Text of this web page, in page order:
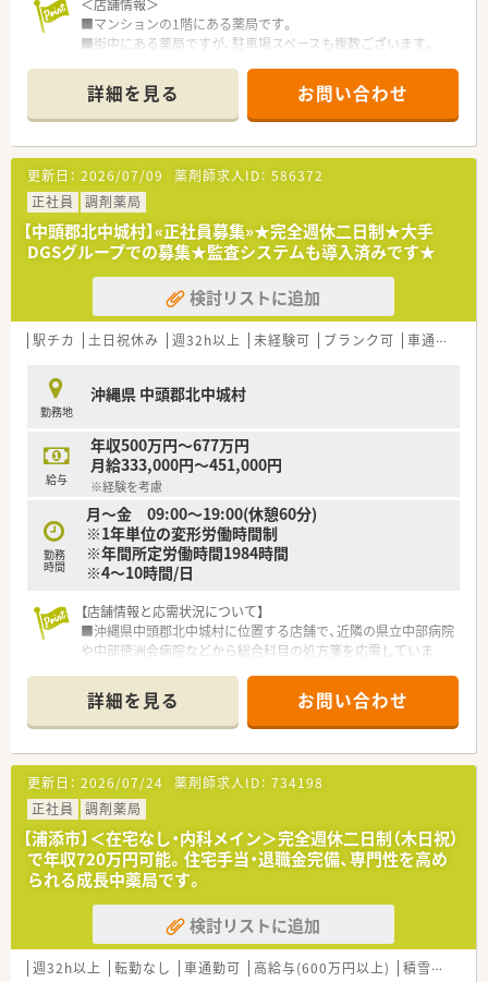
学的知識・管理者能力の向上を目指しております。
■ママさん薬剤師も多数活躍中
産育休取得率は100％・育休からの復帰率は100％です。
出産後の業務からブランクがある方向けにリベンジ研修の実施
や
復帰に向けたサポート体制もしっかり整っております。
■時短勤務制度
産育休後の復帰者はお子様が3歳になるまで時短勤務制度ご利用
できます。
1日の所定労働時間を原則として6時間とするもので、お子様が
小さいうちも
お仕事との両立を図りながら就業頂けます。
■安心の福利厚生面
有給取得実績は直近で80％です【2022.11現時点】
有給とは別にリフレッシュ休暇もございます。（入社1年目1日・2
また、育児休暇・介護休暇・看護休暇など取得実績も多数あり、長
く安心して就業できる環境づくりにも取り組んでおられます。
舗間のヘルプ体制も連携が取れており、必要なお休みは取得しや
すい環境です。
＜店舗情報＞
■マンションの1階にある薬局です。
■街中にある薬局ですが、駐車場スペースも複数ございます。
るい雰囲気の薬局です。
■周辺にはコンビニや飲食店・公園もあり休憩時には便利な立地
です。
■1日80～100枚の処方箋を応需！近隣の内科・呼吸器科クリニッ
クからメインで応需しており応需先との関係も良好のため疑似
照会しやすい環境です。
＜こんな方にオススメ＞
■沖縄では最大手の店舗展開をしている薬局のため、ご家族の転
勤やご転居に伴い沖縄で異動をされたい方や色んな店舗で経験
を積みたい方にオススメ！
■内科メインのお薬や処方を学びたい方！これまで内科のご経験
があり、そのご経験を活かして仕事の幅を広げていきたい方にオ
ススメ！
■社内研修も充実しており、専門的なテーマでの研修から店舗管
■育児休業・介護休業・看護休暇の取得実績もあり、長く安定して
就業できる環境づくりに取り組んでいます。
■グループで薬剤師の在籍は約100名（男女比2:3）ほどいるた
め、ヘルプ体制もありお休みも取得しやすい環境です。
＜こんな会社です＞
■沖縄県内に39店舗展開しております。沖縄地場では最大手の
薬局です。【2022.9現時点】
者様の待ち時間を快適に過ごして頂くような工夫もされていま
す。
■平成20年に大手チェーンのクオールと資本提携してより質の
高いサービスを提供出来るような会社にされています。
■総合病院だけでなく、様々なクリニックの門前に店舗があるた
め、幅広い処方の経験が積めます。
■待合室でお待ちのお客様や患者様へのドリンクのサービスや
さまざまなサポートを行う「フロア・コンシェルジュ」、お薬の
「ドライブスルー」など、“沖縄初”のサービスに積極的に取り組
んでいます。
■今後は、専門医療機関連携薬局を取得していきたい方針もあり
専門認定の資格を取りたい方や幅広いスキルを身につけたい意
識の高い方は大歓迎です。
詳細を見る お問い合わせ
更新日： 2026/07/09 薬剤師求人ID： 586372
正社員
調剤薬局
【中頭郡北中城村】«正社員募集»★完全週休二日制★大手
DGSグループでの募集★監査システムも導入済みです★
検討リストに追加
駅チカ 土日祝休み 週32h以上 未経験可 ブランク可 車通勤可
勤務地
沖縄県 中頭郡北中城村
給与
年収500万円～677万円
月給333,000円～451,000円
※経験を考慮
勤務
時間
月～金 09:00～19:00(休憩60分)
※1年単位の変形労働時間制
※年間所定労働時間1984時間
※4～10時間/日
【店舗情報と応需状況について】
■沖縄県中頭郡北中城村に位置する店舗で、近隣の県立中部病院
や中部徳洲会病院などから総合科目の処方箋を応需していま
■処方箋の応需枚数は1日あたり約20枚となっており、一人ひと
りの患者様に対してゆとりを持って丁寧に対応できる環境で
す。
■開局時間は月曜日から金曜日の9時から18時までとなってお
り、薬剤師3名と事務スタッフ3名の体制で業務を行います。
【募集背景と求める人物像について】
■今後のさらなる店舗展開や、より質の高い調剤サービスを安定
して提供するための欠員補充に伴う正社員の募集です。
■周囲のスタッフと円滑に連携できる協調性やコミュニケーシ
ョン能力をお持ちで、自主性を持って動ける方を求めています。
■将来的な管理職への挑戦など、成長意欲や向上心があり、3年
から4年スパンでの沖縄県内での店舗異動が可能な方を歓迎し
ます。
詳細を見る お問い合わせ
更新日： 2026/07/24 薬剤師求人ID： 734198
正社員
調剤薬局
【浦添市】＜在宅なし・内科メイン＞完全週休二日制（木日祝）
で年収720万円可能。住宅手当・退職金完備、専門性を高め
られる成長中薬局です。
検討リストに追加
週32h以上 転勤なし 車通勤可 高給与(600万円以上) 積雪なし